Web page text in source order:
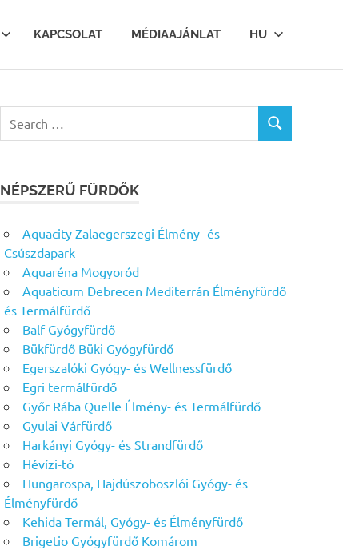
KAPCSOLAT MÉDIAAJÁNLAT HU
for:
SEARCH
NÉPSZERŰ FÜRDŐK
Aquacity Zalaegerszegi Élmény- és
Csúszdapark
Aquaréna Mogyoród
Aquaticum Debrecen Mediterrán Élményfürdő
és Termálfürdő
Balf Gyógyfürdő
Bükfürdő Büki Gyógyfürdő
Egerszalóki Gyógy- és Wellnessfürdő
Egri termálfürdő
Győr Rába Quelle Élmény- és Termálfürdő
Gyulai Várfürdő
Harkányi Gyógy- és Strandfürdő
Hévízi-tó
Hungarospa, Hajdúszoboszlói Gyógy- és
Élményfürdő
Kehida Termál, Gyógy- és Élményfürdő
Brigetio Gyógyfürdő Komárom